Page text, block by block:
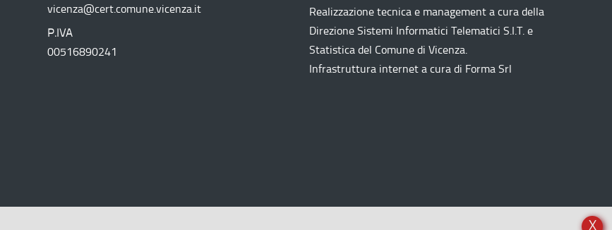
X
vicenza@cert.comune.vicenza.it
P.IVA
00516890241
Realizzazione tecnica e management a cura della
Direzione Sistemi Informatici TelematiciS.I.T. e
Statistica del Comune di Vicenza.
Infrastruttura internet a cura di Forma Srl